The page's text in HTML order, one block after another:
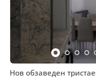
Нов обзаведен